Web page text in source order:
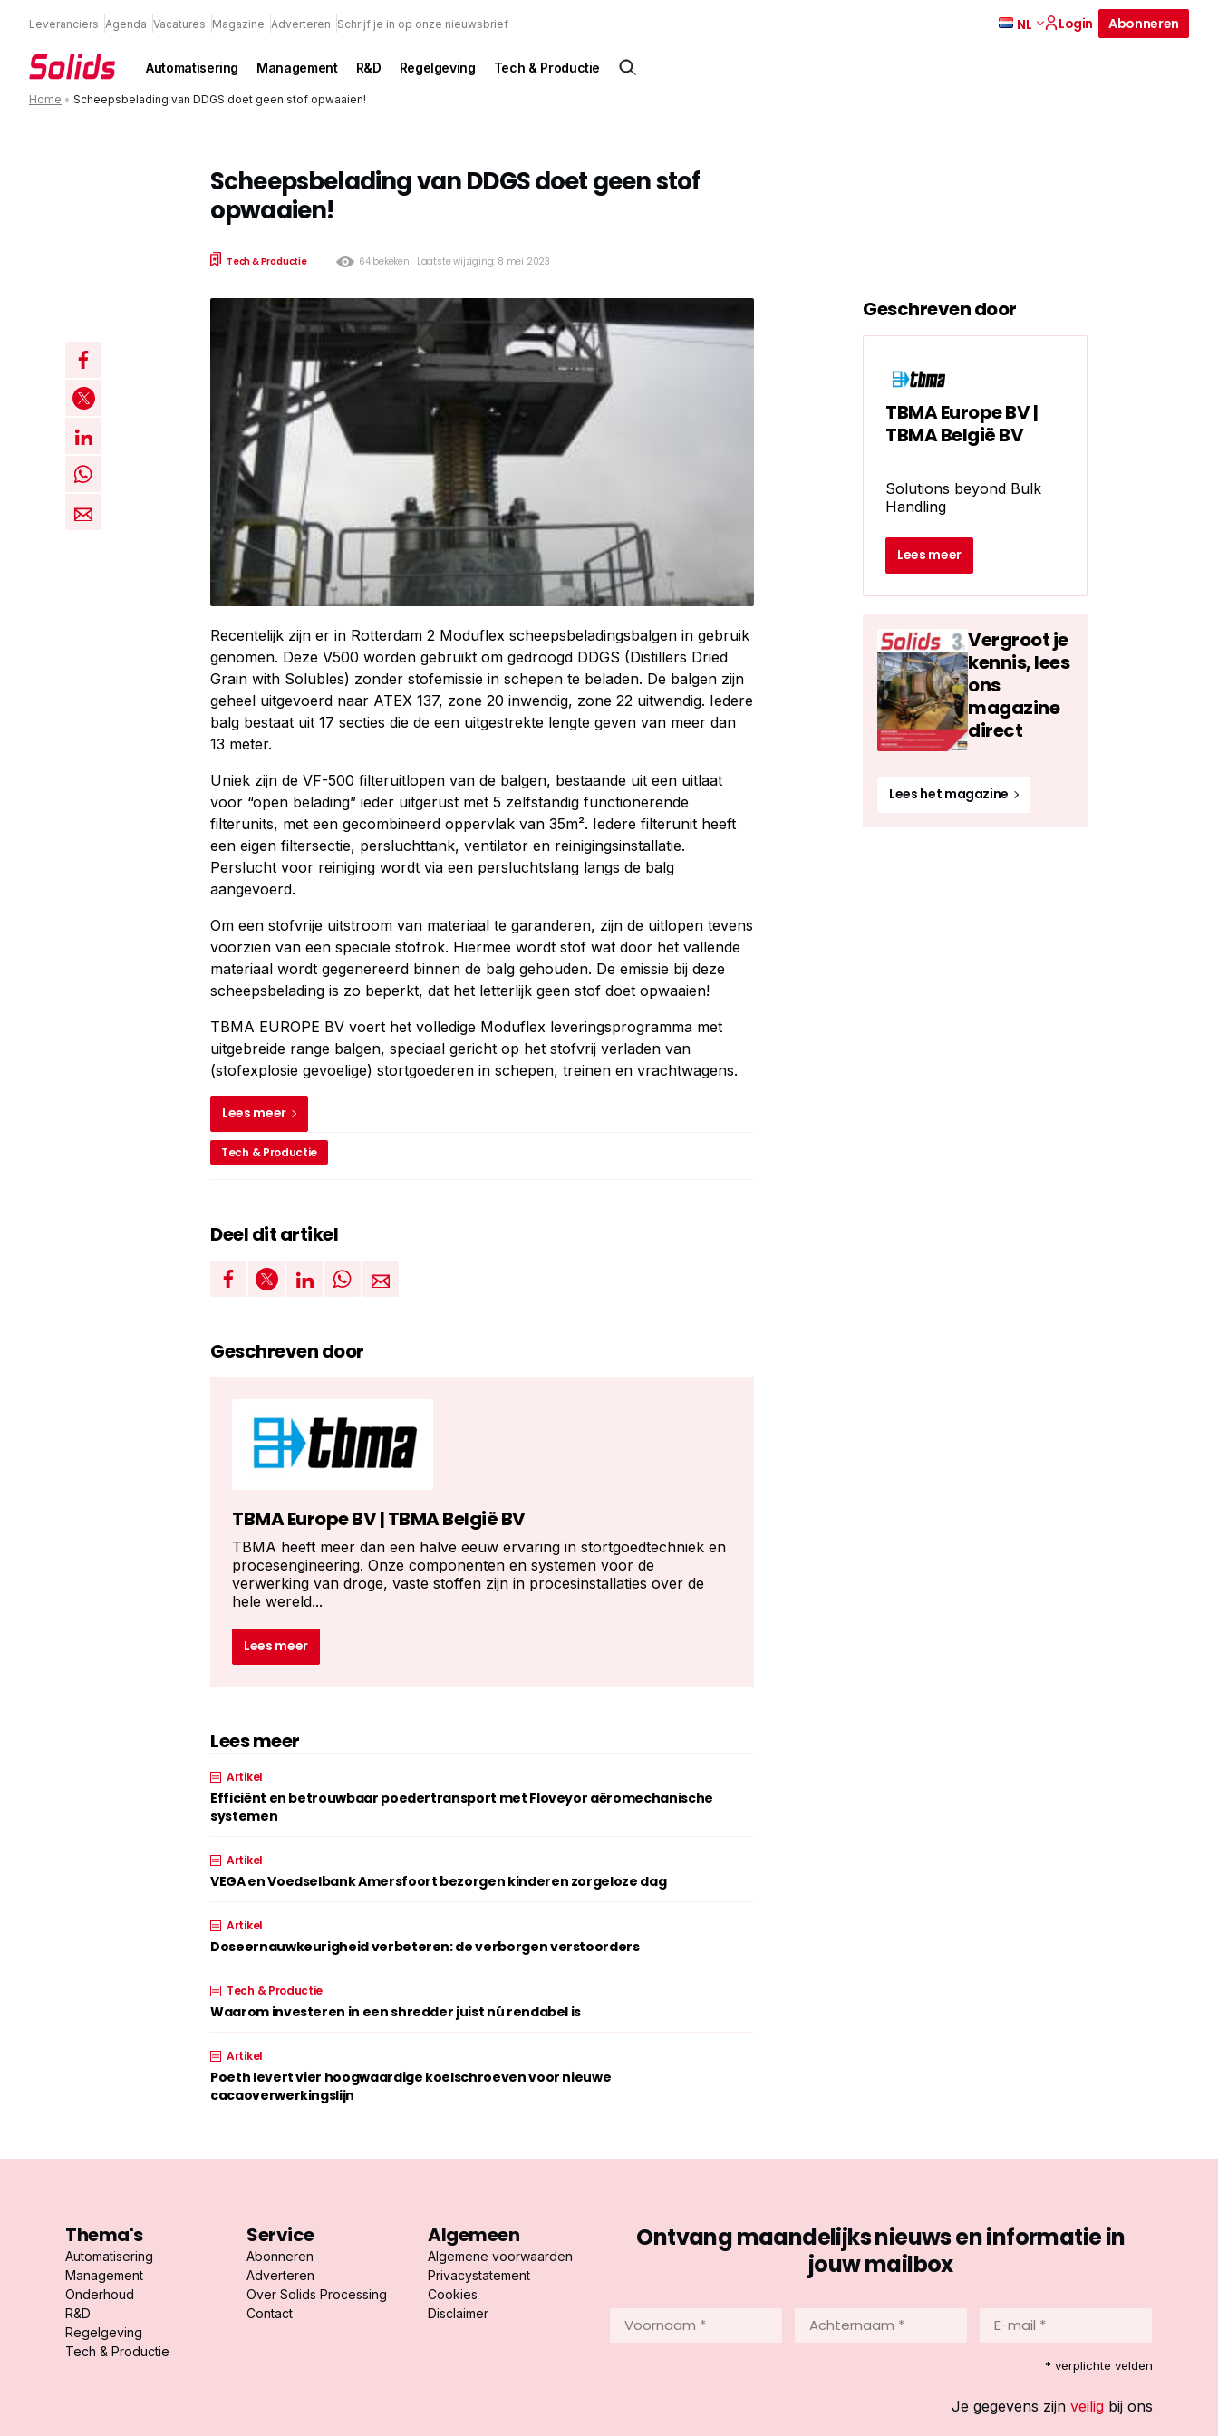
Leveranciers Agenda Vacatures Magazine Adverteren Schrijf je in op onze nieuwsbrief NL Login Abonneren
Automatisering Management R&D Regelgeving Tech & Productie
Home • Scheepsbelading van DDGS doet geen stof opwaaien!
Scheepsbelading van DDGS doet geen stof
opwaaien!
Tech & Productie 64 bekeken Laatste wijziging: 8 mei 2023
Recentelijk zijn er in Rotterdam 2 Moduflex scheepsbeladingsbalgen in gebruik
genomen. Deze V500 worden gebruikt om gedroogd DDGS (Distillers Dried
Grain with Solubles) zonder stofemissie in schepen te beladen. De balgen zijn
geheel uitgevoerd naar ATEX 137, zone 20 inwendig, zone 22 uitwendig. Iedere
balg bestaat uit 17 secties die de een uitgestrekte lengte geven van meer dan
13 meter.
Uniek zijn de VF-500 filteruitlopen van de balgen, bestaande uit een uitlaat
voor “open belading” ieder uitgerust met 5 zelfstandig functionerende
filterunits, met een gecombineerd oppervlak van 35m². Iedere filterunit heeft
een eigen filtersectie, persluchttank, ventilator en reinigingsinstallatie.
Perslucht voor reiniging wordt via een persluchtslang langs de balg
aangevoerd.
Om een stofvrije uitstroom van materiaal te garanderen, zijn de uitlopen tevens
voorzien van een speciale stofrok. Hiermee wordt stof wat door het vallende
materiaal wordt gegenereerd binnen de balg gehouden. De emissie bij deze
scheepsbelading is zo beperkt, dat het letterlijk geen stof doet opwaaien!
TBMA EUROPE BV voert het volledige Moduflex leveringsprogramma met
uitgebreide range balgen, speciaal gericht op het stofvrij verladen van
(stofexplosie gevoelige) stortgoederen in schepen, treinen en vrachtwagens.
Lees meer
Tech & Productie
Deel dit artikel
Geschreven door
TBMA Europe BV | TBMA België BV
TBMA heeft meer dan een halve eeuw ervaring in stortgoedtechniek en
procesengineering. Onze componenten en systemen voor de
verwerking van droge, vaste stoffen zijn in procesinstallaties over de
hele wereld...
Lees meer
Lees meer
Artikel
Efficiënt en betrouwbaar poedertransport met Floveyor aëromechanische
systemen
Artikel
VEGA en Voedselbank Amersfoort bezorgen kinderen zorgeloze dag
Artikel
Doseernauwkeurigheid verbeteren: de verborgen verstoorders
Tech & Productie
Waarom investeren in een shredder juist nú rendabel is
Artikel
Poeth levert vier hoogwaardige koelschroeven voor nieuwe
cacaoverwerkingslijn
Geschreven door
TBMA Europe BV |
TBMA België BV
Solutions beyond Bulk
Handling
Lees meer
Vergroot je
kennis, lees
ons
magazine
direct
Lees het magazine
Thema's
Automatisering
Management
Onderhoud
R&D
Regelgeving
Tech & Productie
Service
Abonneren
Adverteren
Over Solids Processing
Contact
Algemeen
Algemene voorwaarden
Privacystatement
Cookies
Disclaimer
Ontvang maandelijks nieuws en informatie in
jouw mailbox
Achternaam
mail
* verplichte velden
Je gegevens zijn veilig bij ons